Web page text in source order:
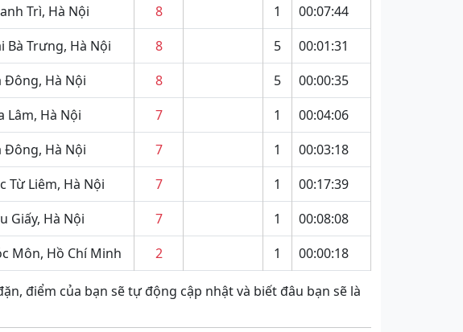
Trì, Hà Nội 8 1
00:07:44
Bà Trưng, Hà Nội 8 5
00:01:31
Đông, Hà Nội 8 5
00:00:35
Lâm, Hà Nội 7 1
00:04:06
Đông, Hà Nội 7 1
00:03:18
Từ Liêm, Hà Nội 7 1
00:17:39
Giấy, Hà Nội 7 1
00:08:08
Môn, Hồ Chí Minh 2 1 00:00:18
điểm của bạn sẽ tự động cập nhật và biết đâu bạn sẽ là